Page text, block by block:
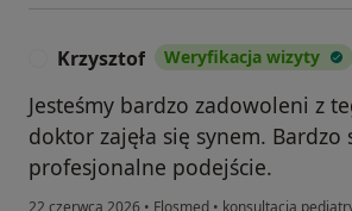
Krzysztof Weryfikacja wizyty
Jesteśmy bardzo zadowoleni z
doktor zajęła się synem. Bardzo
profesjonalne podejście.